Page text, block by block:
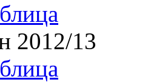
2012/13